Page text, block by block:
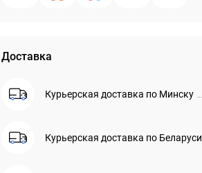
Доставка
Курьерская доставка по Минску
Курьерская доставка по Беларуси